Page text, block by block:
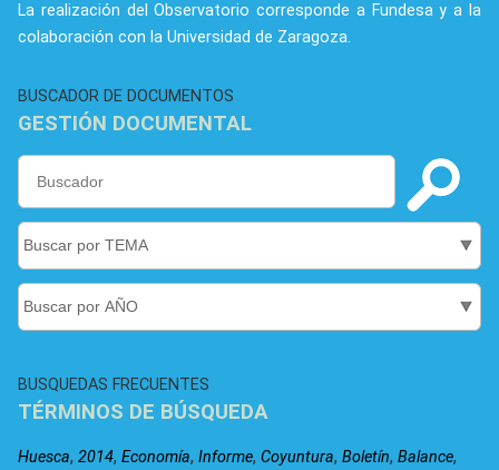
La realización del Observatorio corresponde a Fundesa y a la
colaboración con la Universidad de Zaragoza.
BUSCADOR DE DOCUMENTOS
GESTIÓN DOCUMENTAL
BUSQUEDAS FRECUENTES
TÉRMINOS DE BÚSQUEDA
Huesca, 2014, Economía, Informe, Coyuntura, Boletín, Balance,